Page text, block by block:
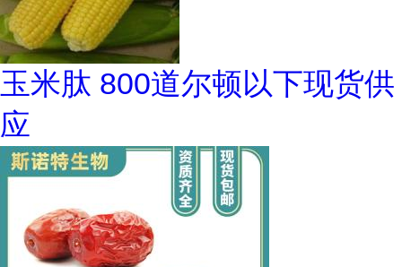
玉米肽 800道尔顿以下现货供
应